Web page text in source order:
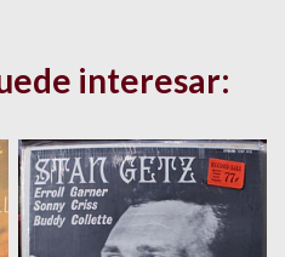
interesar: